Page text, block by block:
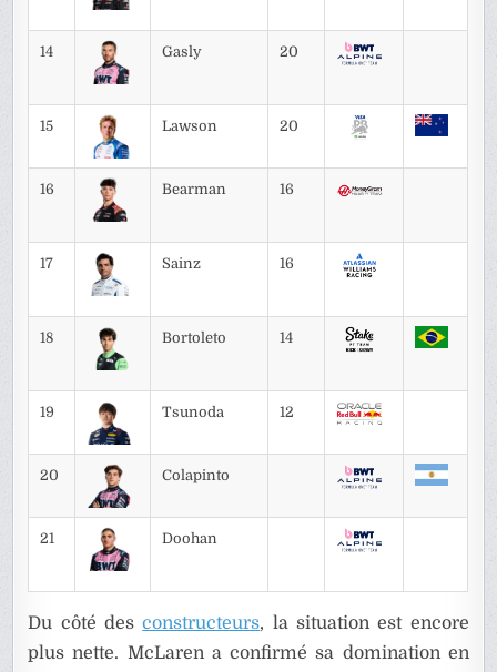
14 Gasly 20
15 Lawson 20
16 Bearman 16
17 Sainz 16
18 Bortoleto 14
19 Tsunoda 12
20 Colapinto
21 Doohan
Du côté desconstructeurs, la situation est encore
plus nette. McLaren a confirmé sa domination en